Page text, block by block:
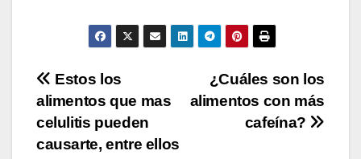
Navegación
de
entradas
¿Cuáles son los
alimentos con más
cafeína?
Estos los
alimentos que mas
celulitis pueden
causarte, entre ellos